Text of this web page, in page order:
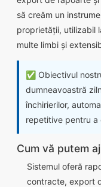
să creăm un
proprietății, utilizabil
multe limbi și
✅ Obiectivul
dumneavoastră
închirierilor,
repetitive pentru a
Cum vă putem
Sistemul oferă
contracte, export